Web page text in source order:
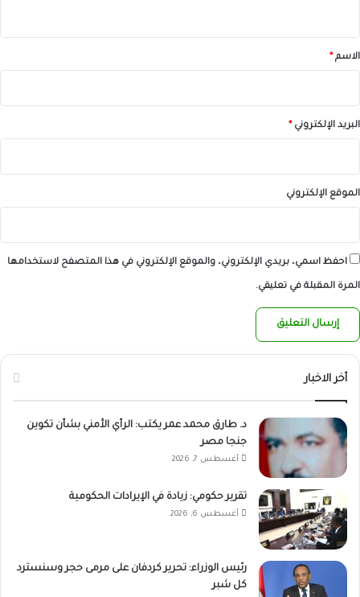
*الاسم*
البريد الإلكتروني*
الموقع الإلكتروني
احفظ اسمي، بريدي الإلكتروني، والموقع الإلكتروني في هذا المتصفح لاستخدامها
المرة المقبلة في تعليقي.
أخر الاخبار
د. طارق محمد عمر يكتب: الرأي الأمني بشأن تكوين
جنجا مصر
أغسطس 7, 2026
تقرير حكومي: زيادة في الإيرادات الحكومية
أغسطس 6, 2026
رئيس الوزراء: تحرير كردفان على مرمى حجر وسنسترد
كل شبر